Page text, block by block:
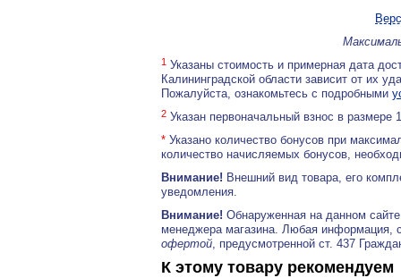
1 Указаны стоимость и примерная дата
Калининградской области зависит от их
Пожалуйста, ознакомьтесь с подробными
2 Указан первоначальный взнос в
* Указано количество бонусов при
количество начисляемых бонусов,
Внимание! Внешний вид товара, его
уведомления.
Внимание! Обнаруженная на данном
менеджера магазина. Любая информация,
офертой, предусмотренной ст. 437
К этому товару рекомендуем